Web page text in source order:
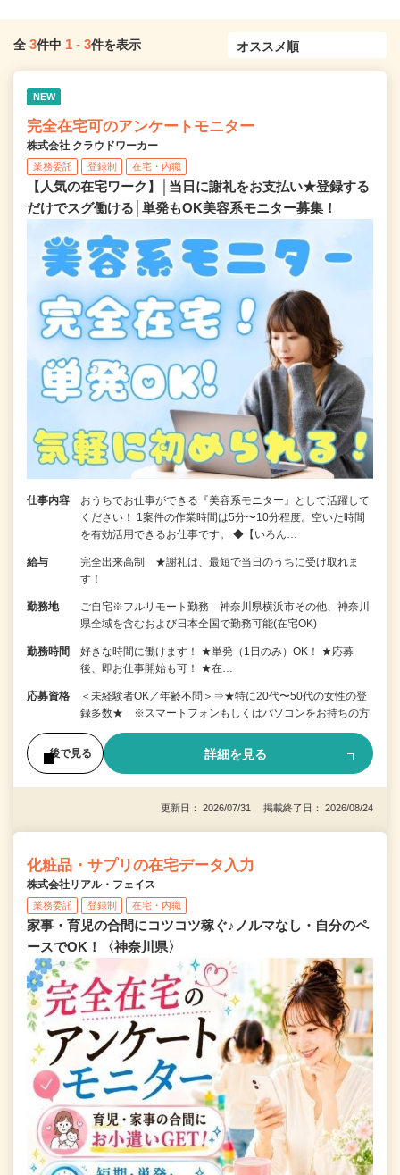
全 3件中 1 - 3件を表示
NEW
完全在宅可のアンケートモニター
株式会社 クラウドワーカー
業務委託 登録制 在宅・内職
【人気の在宅ワーク】│当日に謝礼をお支払い★登録する
だけでスグ働ける│単発もOK美容系モニター募集！
仕事内容
おうちでお仕事ができる『美容系モニター』として活躍して
ください！ 1案件の作業時間は5分〜10分程度。空いた時間
を有効活用できるお仕事です。 ◆【いろん…
給与
完全出来高制 ★謝礼は、最短で当日のうちに受け取れま
す！
勤務地
ご自宅※フルリモート勤務 神奈川県横浜市その他、神奈川
県全域を含むおよび日本全国で勤務可能(在宅OK)
勤務時間
好きな時間に働けます！ ★単発（1日のみ）OK！ ★応募
後、即お仕事開始も可！ ★在…
応募資格
＜未経験者OK／年齢不問＞⇒★特に20代〜50代の女性の登
録多数★ ※スマートフォンもしくはパソコンをお持ちの方
後で見る 詳細を見る
更新日： 2026/07/31 掲載終了日： 2026/08/24
化粧品・サプリの在宅データ入力
株式会社リアル・フェイス
業務委託 登録制 在宅・内職
家事・育児の合間にコツコツ稼ぐ♪ノルマなし・自分のペ
ースでOK！〈神奈川県〉